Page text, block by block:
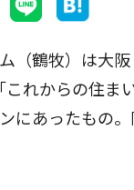
鶴牧）は大
れからの住ま
にあったもの